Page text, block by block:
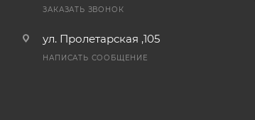
ЗАКАЗАТЬ ЗВОНОК
ул. Пролетарская ,105
НАПИСАТЬ СООБЩЕНИЕ